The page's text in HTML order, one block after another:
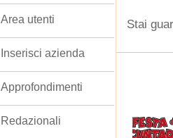
Stai
Area utenti
Inserisci azienda
Approfondimenti
Redazionali